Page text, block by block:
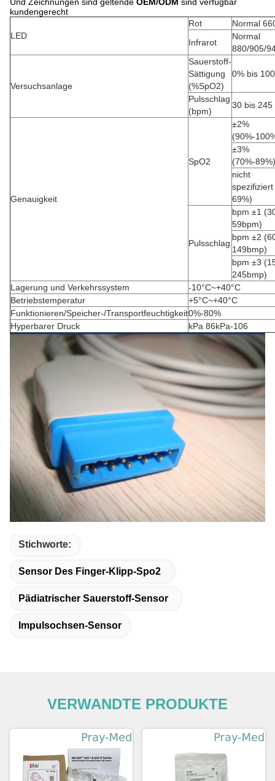
kundengerecht
LED
Rot
Normal
Infrarot
Normal
880/905/
Versuchsanlage
Sauerstoff-
Sättigung
(%SpO2)
0% bis
Pulsschlag
(bpm)
30 bis 245
Genauigkeit
SpO2
±2%
(90%-
±3%
(70%-89%)
nicht
69%)
Pulsschlag
bpm ±1
59bpm)
bpm ±2
149bmp)
bpm ±3
245bmp)
Lagerung und Verkehrssystem
-10°C~+40°C
Betriebstemperatur
+5°C~+40°C
Funktionieren/Speicher-/Transportfeuchtigkeit0%-80%
Hyperbarer Druck
kPa 86kPa-106
Stichworte:
Sensor Des Finger-Klipp-Spo2
Pädiatrischer Sauerstoff-Sensor
Impulsochsen-Sensor
VERWANDTE PRODUKTE